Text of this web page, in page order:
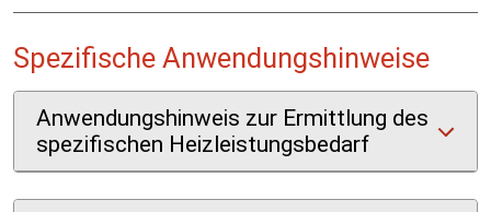
Spezifische Anwendungshinweise
Anwendungshinweis zur Ermittlung des
spezifischen Heizleistungsbedarf